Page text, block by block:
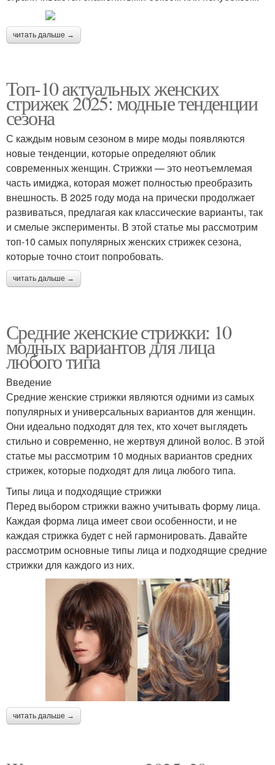
читать дальше →
Топ-10 актуальных женских
стрижек 2025: модные тенденции
сезона
С каждым новым сезоном в мире моды появляются
новые тенденции, которые определяют облик
современных женщин. Стрижки — это неотъемлемая
часть имиджа, которая может полностью преобразить
внешность. В 2025 году мода на прически продолжает
развиваться, предлагая как классические варианты, так
и смелые эксперименты. В этой статье мы рассмотрим
топ-10 самых популярных женских стрижек сезона,
которые точно стоит попробовать.
читать дальше →
Средние женские стрижки: 10
модных вариантов для лица
любого типа
Введение
Средние женские стрижки являются одними из самых
популярных и универсальных вариантов для женщин.
Они идеально подходят для тех, кто хочет выглядеть
стильно и современно, не жертвуя длиной волос. В этой
статье мы рассмотрим 10 модных вариантов средних
стрижек, которые подходят для лица любого типа.
Типы лица и подходящие стрижки
Перед выбором стрижки важно учитывать форму лица.
Каждая форма лица имеет свои особенности, и не
каждая стрижка будет с ней гармонировать. Давайте
рассмотрим основные типы лица и подходящие средние
стрижки для каждого из них.
читать дальше →